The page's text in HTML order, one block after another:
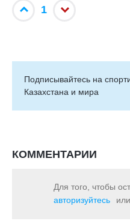
1
Подписывайтесь на
Казахстана и мира
КОММЕНТАРИИ
Для того, чтобы
авторизуйтесь
или